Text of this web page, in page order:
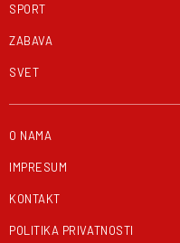
SPORT
ZABAVA
SVET
O NAMA
IMPRESUM
KONTAKT
POLITIKA PRIVATNOSTI